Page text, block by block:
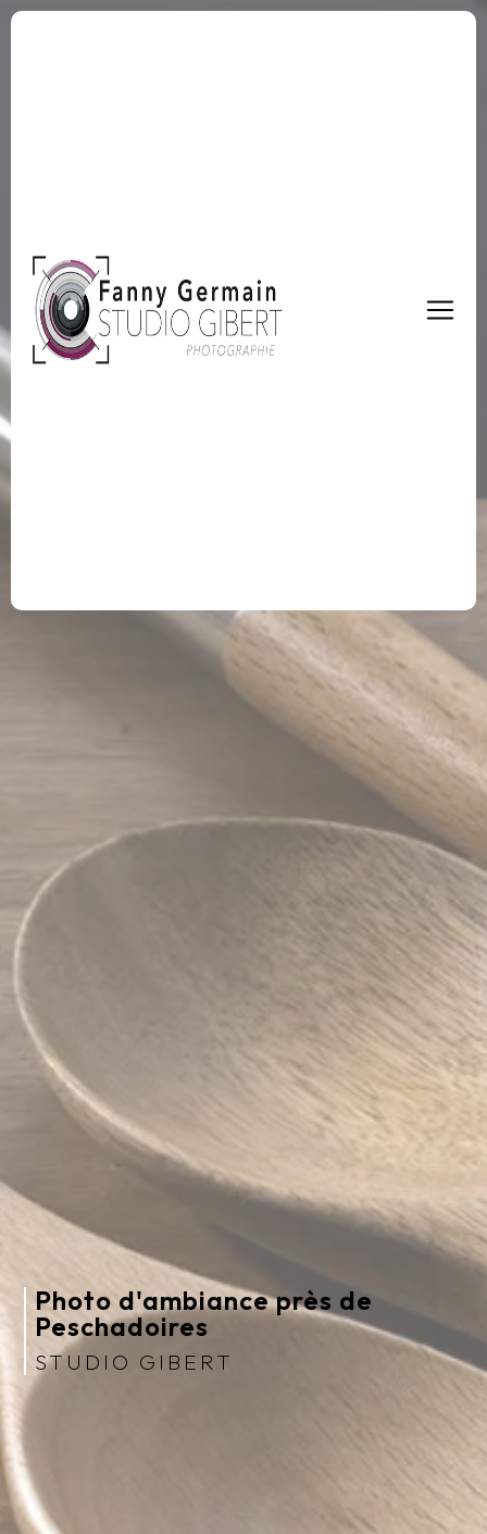
Photo d'ambiance près de
Peschadoires
STUDIO GIBERT
Panneau de gestion des cookies